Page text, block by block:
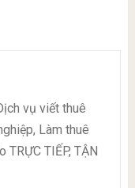
vụ viết thuê
Làm thuê
TIẾP, TẬN